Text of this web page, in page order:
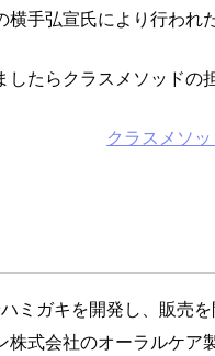
手弘宣氏により行われ
たらクラスメソッドの
クラスメソ
ミガキを開発し、販
式会社のオーラルケ